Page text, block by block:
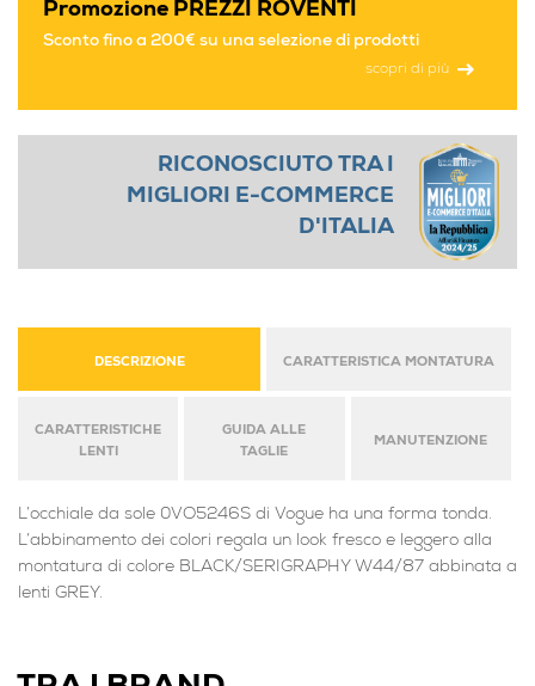
Promozione PREZZI ROVENTI
Sconto fino a 200€ su una selezione di prodotti
scopri di più
RICONOSCIUTO TRA I
MIGLIORI E-COMMERCE
D'ITALIA
DESCRIZIONE CARATTERISTICA MONTATURA
CARATTERISTICHE
LENTI
GUIDA ALLE
TAGLIE
MANUTENZIONE
L’occhiale da sole 0VO5246S di Vogue ha una forma tonda.
L’abbinamento dei colori regala un look fresco e leggero alla
montatura di colore BLACK/SERIGRAPHY W44/87 abbinata a
lenti GREY.